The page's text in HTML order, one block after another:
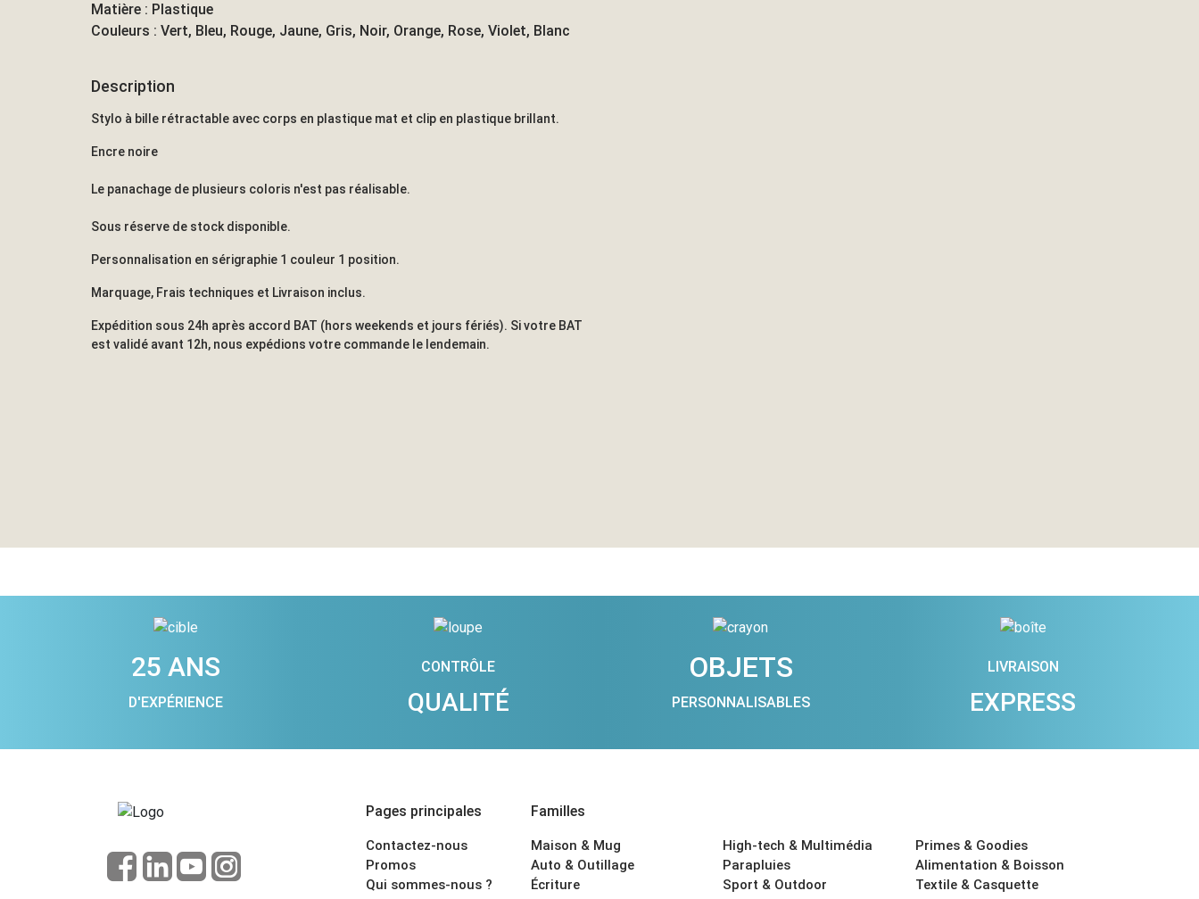
Matière : Plastique
Couleurs : Vert, Bleu, Rouge, Jaune, Gris, Noir, Orange, Rose, Violet, Blanc
Description
Stylo à bille rétractable avec corps en plastique mat et clip en plastique brillant.
Encre noire
Le panachage de plusieurs coloris n'est pas réalisable.
Sous réserve de stock disponible.
Personnalisation en sérigraphie 1 couleur 1 position.
Marquage, Frais techniques et Livraison inclus.
Expédition sous 24h après accord BAT (hors weekends et jours fériés). Si votre BAT
est validé avant 12h, nous expédions votre commande le lendemain.
25 ANS
D'EXPÉRIENCE
CONTRÔLE
QUALITÉ
OBJETS
PERSONNALISABLES
LIVRAISON
EXPRESS
Pages principales
Contactez-nous
Promos
Qui sommes-nous ?
Familles
Maison & Mug
Auto & Outillage
Écriture
High-tech & Multimédia
Parapluies
Sport & Outdoor
Primes & Goodies
Alimentation & Boisson
Textile & Casquette